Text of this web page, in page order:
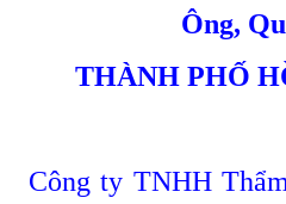
Ông,
THÀNH PHỐ
Công ty TNHH